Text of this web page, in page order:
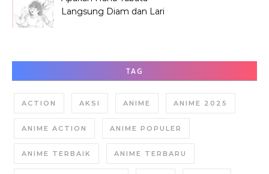
Langsung Diam dan Lari
TAG
ACTION AKSI ANIME ANIME 2025
ANIME ACTION ANIME POPULER
ANIME TERBAIK ANIME TERBARU